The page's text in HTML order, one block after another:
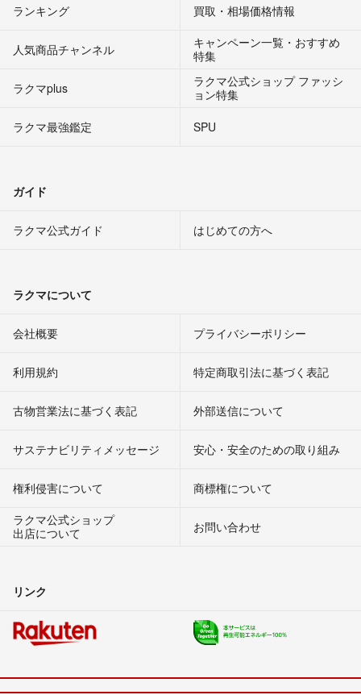
ランキング 買取・相場価格情報
人気商品チャンネル
キャンペーン一覧・おすすめ
特集
ラクマplus
ラクマ公式ショップ ファッシ
ョン特集
ラクマ最強鑑定
SPU
ガイド
ラクマ公式ガイド はじめての方へ
ラクマについて
会社概要 プライバシーポリシー
利用規約 特定商取引法に基づく表記
古物営業法に基づく表記 外部送信について
サステナビリティメッセージ 安心・安全のための取り組み
権利侵害について
商標権について
ラクマ公式ショップ
出店について
お問い合わせ
リンク